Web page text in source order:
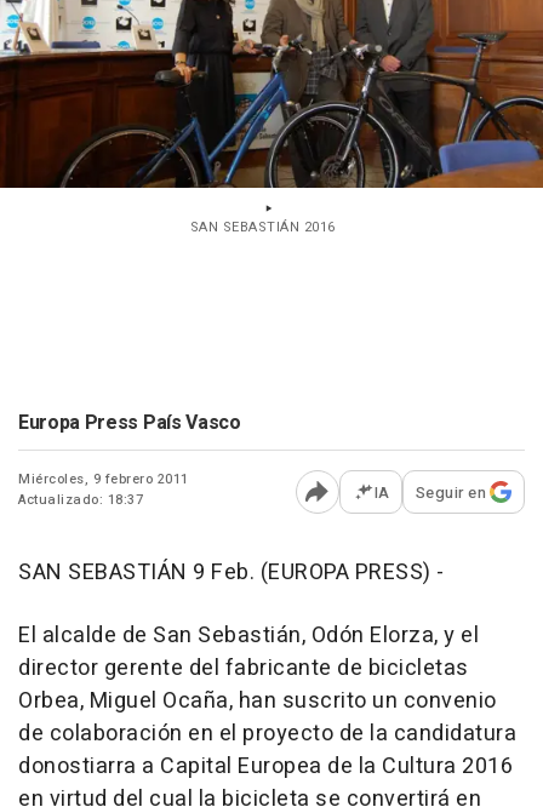
SAN SEBASTIÁN 2016
Europa Press País Vasco
Miércoles, 9 febrero 2011
Actualizado: 18:37
Abrir opciones para
IA Seguir en
SAN SEBASTIÁN 9 Feb. (EUROPA PRESS) -
El alcalde de San Sebastián, Odón Elorza, y el
director gerente del fabricante de bicicletas
Orbea, Miguel Ocaña, han suscrito un convenio
de colaboración en el proyecto de la candidatura
donostiarra a Capital Europea de la Cultura 2016
en virtud del cual la bicicleta se convertirá en